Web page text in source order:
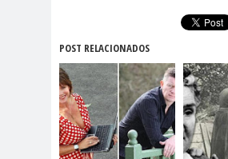
POST RELACIONADOS